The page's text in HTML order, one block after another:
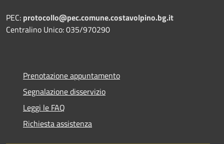
PEC: protocollo@pec.comune.costavolpino.bg.it
Centralino Unico: 035/970290
Prenotazione appuntamento
Segnalazione disservizio
Leggi le FAQ
Richiesta assistenza